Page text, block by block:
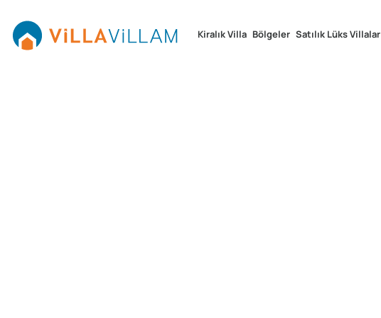
Kiralık Villa Bölgeler Satılık Lüks Villalar